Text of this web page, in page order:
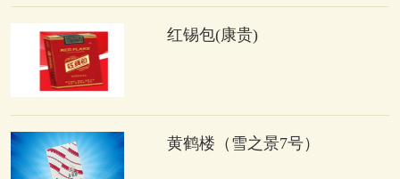
红锡包(康贵)
黄鹤楼（雪之景7号）